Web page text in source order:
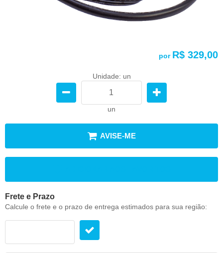
por R$ 329,00
Unidade: un
un
AVISE-ME
Frete e Prazo
Calcule o frete e o prazo de entrega estimados para sua região: